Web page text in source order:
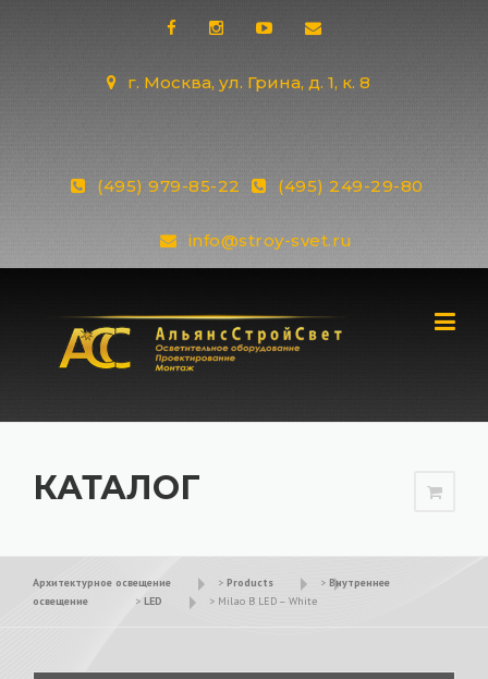
г. Москва, ул. Грина, д. 1, к. 8
(495) 979-85-22 (495) 249-29-80
info@stroy-svet.ru
КАТАЛОГ
Архитектурное освещение > Products > Внутреннее
освещение
> LED > Milao B LED – White